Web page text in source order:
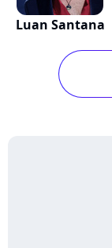
Luan Santana